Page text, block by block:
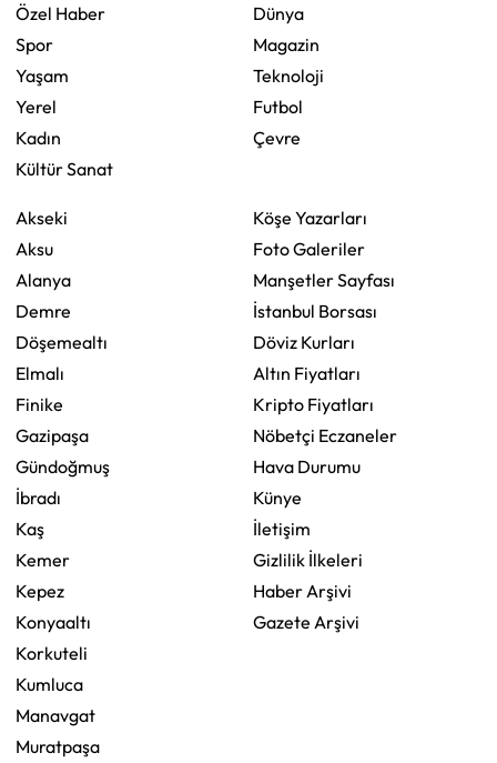
Özel Haber
Spor
Yaşam
Yerel
Kadın
Kültür Sanat
Dünya
Magazin
Teknoloji
Futbol
Çevre
Akseki
Aksu
Alanya
Demre
Döşemealtı
Elmalı
Finike
Gazipaşa
Gündoğmuş
İbradı
Kaş
Kemer
Kepez
Konyaaltı
Korkuteli
Kumluca
Manavgat
Muratpaşa
Köşe Yazarları
Foto Galeriler
Manşetler Sayfası
İstanbul Borsası
Döviz Kurları
Altın Fiyatları
Kripto Fiyatları
Nöbetçi Eczaneler
Hava Durumu
Künye
İletişim
Gizlilik İlkeleri
Haber Arşivi
Gazete Arşivi